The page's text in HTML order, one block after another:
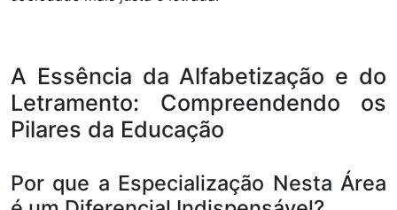
A Essência da Alfabetização e do
Letramento: Compreendendo os
Pilares da Educação
Por que a Especialização Nesta Área